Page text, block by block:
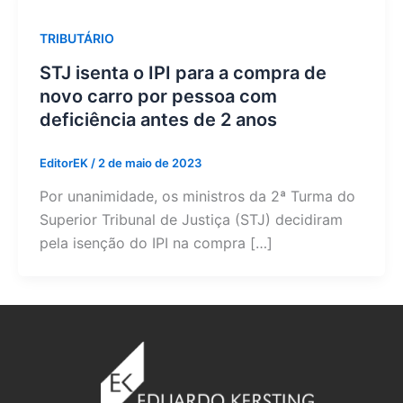
TRIBUTÁRIO
STJ isenta o IPI para a compra de
novo carro por pessoa com
deficiência antes de 2 anos
EditorEK / 2 de maio de 2023
Por unanimidade, os ministros da 2ª Turma do
Superior Tribunal de Justiça (STJ) decidiram
pela isenção do IPI na compra […]